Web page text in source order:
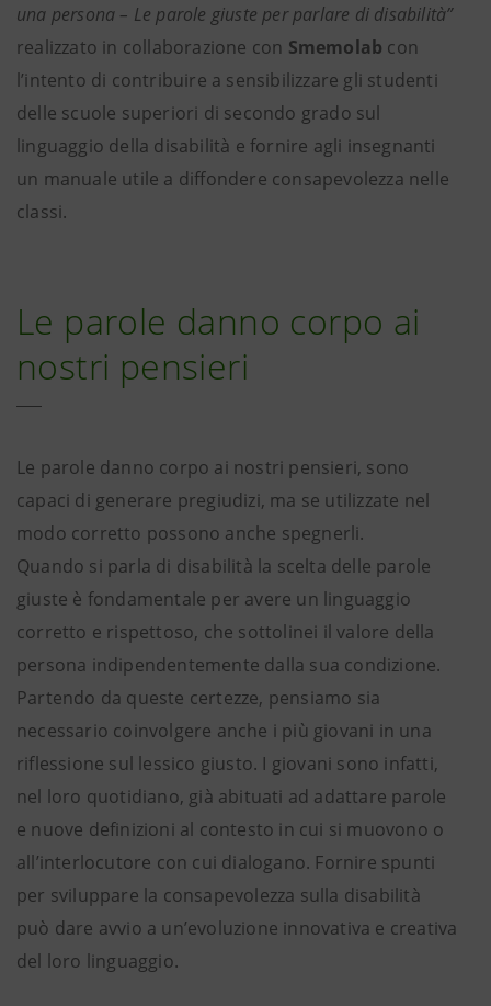
una persona – Le parole giuste per parlare di disabilità”
realizzato in collaborazione con Smemolab con
l’intento di contribuire a sensibilizzare gli studenti
delle scuole superiori di secondo grado sul
linguaggio della disabilità e fornire agli insegnanti
un manuale utile a diffondere consapevolezza nelle
classi.
Le parole danno corpo ai
nostri pensieri
Le parole danno corpo ai nostri pensieri, sono
capaci di generare pregiudizi, ma se utilizzate nel
modo corretto possono anche spegnerli.
Quando si parla di disabilità la scelta delle parole
giuste è fondamentale per avere un linguaggio
corretto e rispettoso, che sottolinei il valore della
persona indipendentemente dalla sua condizione.
Partendo da queste certezze, pensiamo sia
necessario coinvolgere anche i più giovani in una
riflessione sul lessico giusto. I giovani sono infatti,
nel loro quotidiano, già abituati ad adattare parole
e nuove definizioni al contesto in cui si muovono o
all’interlocutore con cui dialogano. Fornire spunti
per sviluppare la consapevolezza sulla disabilità
può dare avvio a un’evoluzione innovativa e creativa
del loro linguaggio.